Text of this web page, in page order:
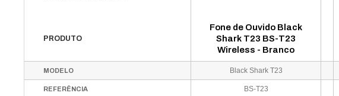
PRODUTO
Fone de Ouvido Black
Shark T23 BS-T23
Wireless - Branco
MODELO Black Shark T23
REFERÊNCIA BS-T23